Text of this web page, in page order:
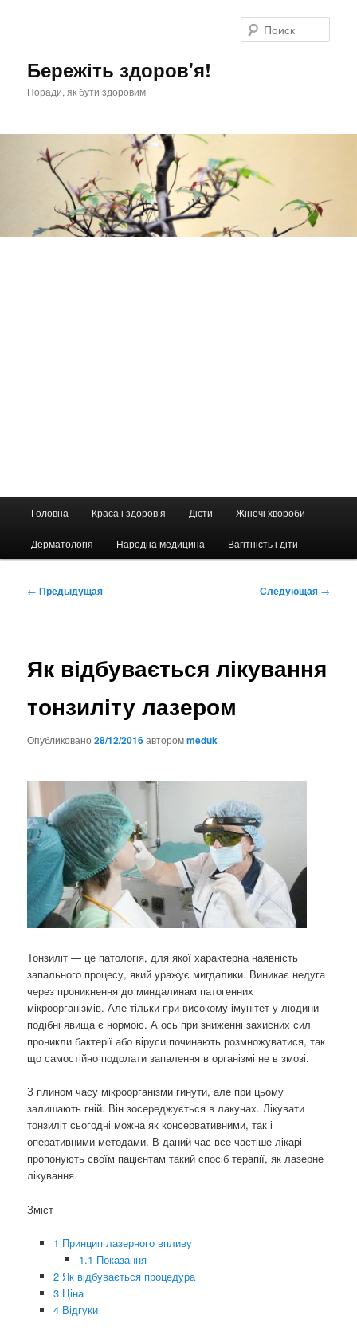
Бережіть здоров'я!
Поради, як бути здоровим
Головна Краса і здоров’я Дієти Жіночі хвороби
Дерматологія Народна медицина Вагітність і діти
Навигация
← Предыдущая Следующая →
Як відбувається лікування
тонзиліту лазером
Опубликовано28/12/2016авторомmeduk
Тонзиліт — це патологія, для якої характерна наявність
запального процесу, який уражує мигдалики. Виникає недуга
через проникнення до миндалинам патогенних
мікроорганізмів. Але тільки при високому імунітет у людини
подібні явища є нормою. А ось при зниженні захисних сил
проникли бактерії або віруси починають розмножуватися, так
що самостійно подолати запалення в організмі не в змозі.
З плином часу мікроорганізми гинути, але при цьому
залишають гній. Він зосереджується в лакунах. Лікувати
тонзиліт сьогодні можна як консервативними, так і
оперативними методами. В даний час все частіше лікарі
пропонують своїм пацієнтам такий спосіб терапії, як лазерне
лікування.
Зміст
1 Принцип лазерного впливу
1.1 Показання
2 Як відбувається процедура
3 Ціна
4 Відгуки